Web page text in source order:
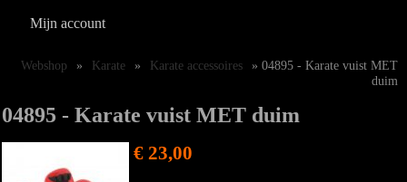
Mijn account
Webshop » Karate » Karate accessoires
» 04895 - Karate vuist MET
duim
04895 - Karate vuist MET duim
€ 23,00